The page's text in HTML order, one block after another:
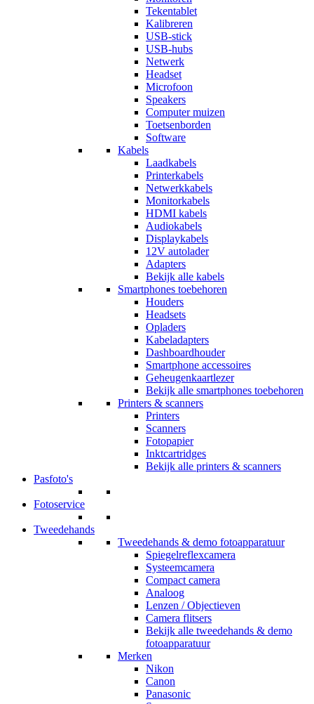
Tekentablet
Kalibreren
USB-stick
USB-hubs
Netwerk
Headset
Microfoon
Speakers
Computer muizen
Toetsenborden
Software
Kabels
Laadkabels
Printerkabels
Netwerkkabels
Monitorkabels
HDMI kabels
Audiokabels
Displaykabels
12V autolader
Adapters
Bekijk alle kabels
Smartphones toebehoren
Houders
Headsets
Opladers
Kabeladapters
Dashboardhouder
Smartphone accessoires
Geheugenkaartlezer
Bekijk alle smartphones toebehoren
Printers & scanners
Printers
Scanners
Fotopapier
Inktcartridges
Bekijk alle printers & scanners
Pasfoto's
Fotoservice
Tweedehands
Tweedehands & demo fotoapparatuur
Spiegelreflexcamera
Systeemcamera
Compact camera
Analoog
Lenzen / Objectieven
Camera flitsers
Bekijk alle tweedehands & demo
fotoapparatuur
Merken
Nikon
Canon
Panasonic